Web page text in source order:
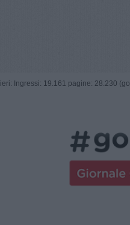
ieri: Ingressi: 19.161 pagine: 28.230